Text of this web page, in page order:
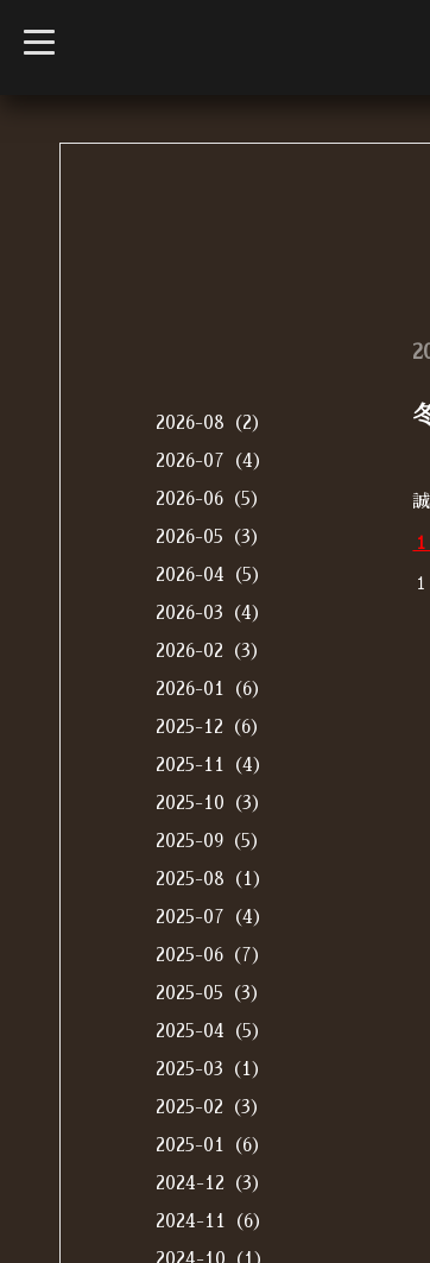
t
o
2026-08（2）
2026-07（4）
2026-06（5）
2026-05（3）
2026-04（5）
2026-03（4）
2026-02（3）
2026-01（6）
2025-12（6）
2025-11（4）
2025-10（3）
2025-09（5）
2025-08（1）
2025-07（4）
2025-06（7）
2025-05（3）
2025-04（5）
2025-03（1）
2025-02（3）
2025-01（6）
2024-12（3）
2024-11（6）
2024-10（1）